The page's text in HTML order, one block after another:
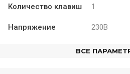
Количество клавиш 1
Напряжение 230В
ВСЕ